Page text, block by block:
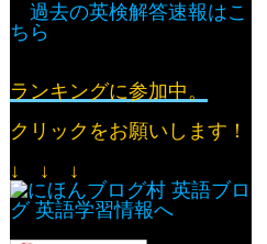
過去の英検解答速報はこ
ちら
ランキングに参加中。
クリックをお願いします！
↓ ↓ ↓